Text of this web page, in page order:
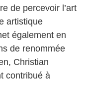
de percevoir l’art
artistique
également en
de renommée
Christian
contribué à